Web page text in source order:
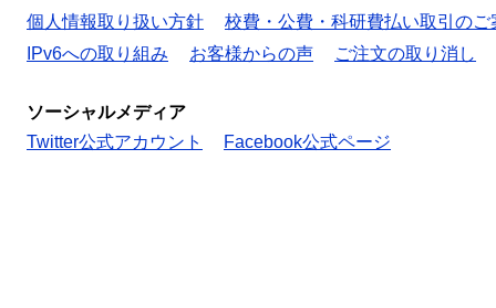
個人情報取り扱い方針
校費・公費・科研費払い取引のご
IPv6への取り組み
お客様からの声 ご注文の取り消し
ソーシャルメディア
Twitter公式アカウント
Facebook公式ページ